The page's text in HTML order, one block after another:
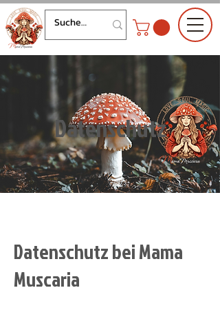
Datenschutz
Datenschutz bei Mama
Muscaria